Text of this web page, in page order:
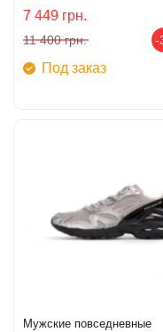
7 449 грн.
11 400 грн. -
Под заказ
Мужские повседневные